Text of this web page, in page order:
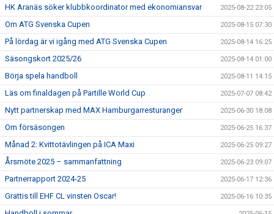
HK Aranäs söker klubbkoordinator med ekonomiansvar 2025-08-22 23:05
Om ATG Svenska Cupen 2025-08-15 07:30
På lördag är vi igång med ATG Svenska Cupen 2025-08-14 16:25
Säsongskort 2025/26 2025-08-14 01:00
Börja spela handboll 2025-08-11 14:15
Läs om finaldagen på Partille World Cup 2025-07-07 08:42
Nytt partnerskap med MAX Hamburgarresturanger 2025-06-30 18:08
Om försäsongen 2025-06-25 16:37
Månad 2: Kvittotävlingen på ICA Maxi 2025-06-25 09:27
Årsmöte 2025 – sammanfattning 2025-06-23 09:07
Partnerrapport 2024-25 2025-06-17 12:36
Grattis till EHF CL vinsten Oscar! 2025-06-16 10:35